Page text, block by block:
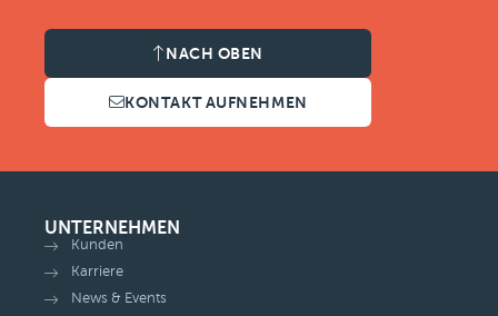
NACH OBEN
KONTAKT AUFNEHMEN
UNTERNEHMEN
Kunden
Karriere
News & Events